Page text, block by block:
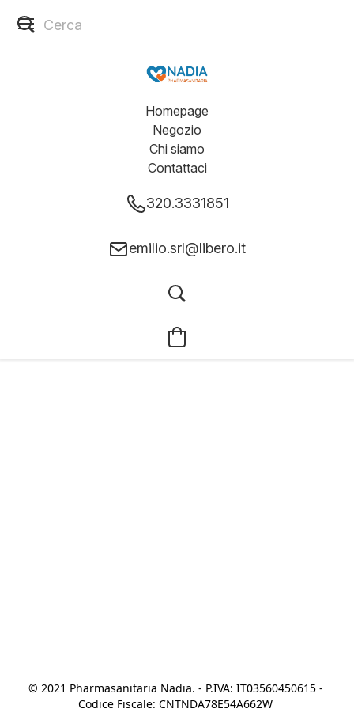
Homepage
Negozio
Chi siamo
Contattaci
320.3331851
emilio.srl@libero.it
© 2021 Pharmasanitaria Nadia. - P.IVA: IT03560450615 -
Codice Fiscale: CNTNDA78E54A662W